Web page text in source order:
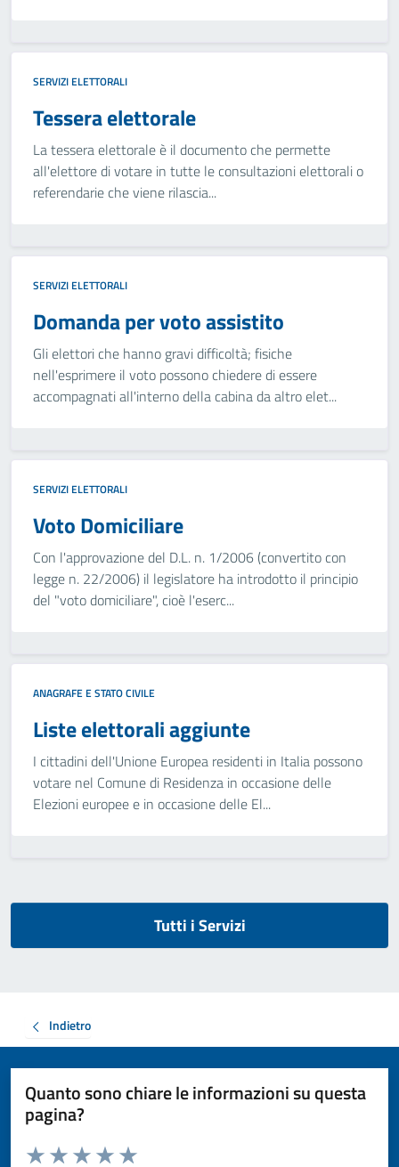
SERVIZI ELETTORALI
Tessera elettorale
La tessera elettorale è il documento che permette
all'elettore di votare in tutte le consultazioni elettorali o
referendarie che viene rilascia...
SERVIZI ELETTORALI
Domanda per voto assistito
Gli elettori che hanno gravi difficoltà; fisiche
nell'esprimere il voto possono chiedere di essere
accompagnati all'interno della cabina da altro elet...
SERVIZI ELETTORALI
Voto Domiciliare
Con l'approvazione del D.L. n. 1/2006 (convertito con
legge n. 22/2006) il legislatore ha introdotto il principio
del "voto domiciliare", cioè l'eserc...
ANAGRAFE E STATO CIVILE
Liste elettorali aggiunte
I cittadini dell'Unione Europea residenti in Italia possono
votare nel Comune di Residenza in occasione delle
Elezioni europee e in occasione delle El...
Tutti i Servizi
Indietro
Quanto sono chiare le informazioni su questa
pagina?
Valuta da 1 a 5 stelle la pagina